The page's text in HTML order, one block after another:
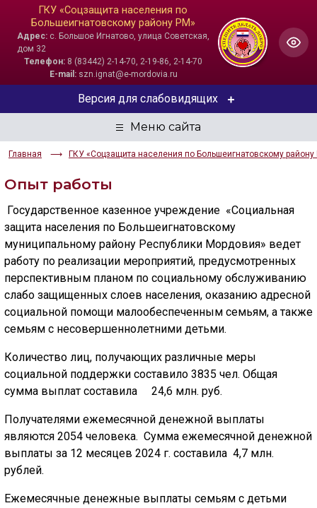
ГКУ «Соцзащита населения по
Большеигнатовскому району РМ»
Адрес: с. Большое Игнатово, улица Советская,
дом 32
Телефон: 8 (83442) 2-14-70, 2-19-86, 2-14-70
E-mail:szn.ignat@e-mordovia.ru
Главная ГКУ «Соцзащита населения по Большеигнатовскому
Версия для слабовидящих
ЦВЕТОВАЯ СХЕМА
Aa Aa Aa
Aa Aa Aa
ИЗОБРАЖЕНИЯ
Настройки по умолчанию
Настройки по умолчанию
Опыт работы
Государственное казенное учреждение «Социальная
защита населения по Большеигнатовскому
муниципальному району Республики Мордовия» ведет
работу по реализации мероприятий, предусмотренных
перспективным планом по социальному обслуживанию
слабо защищенных слоев населения, оказанию адресной
социальной помощи малообеспеченным семьям, а также
семьям с несовершеннолетними детьми.
Количество лиц, получающих различные меры
социальной поддержки составило 3835 чел. Общая
сумма выплат составила 24,6 млн. руб.
Получателями ежемесячной денежной выплаты
являются 2054 человека. Сумма ежемесячной денежной
выплаты за 12 месяцев 2024 г. составила 4,7 млн.
рублей.
Ежемесячные денежные выплаты семьям с детьми